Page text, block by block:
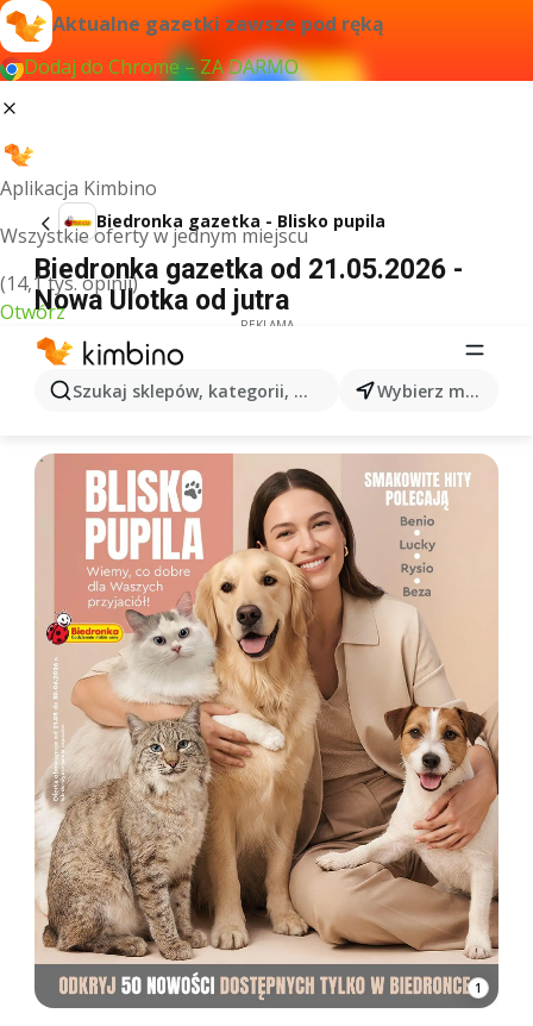
Aktualne gazetki zawsze pod ręką
Dodaj do Chrome – ZA DARMO
Aplikacja Kimbino
Wszystkie oferty w jednym miejscu
(14,1 tys. opinii)
Otwórz
Szukaj sklepów, kategorii, produktów... Wybierz miasto
Biedronka gazetka - Blisko pupila
Biedronka gazetka od 21.05.2026 -
Nowa Ulotka od jutra
REKLAMA
1